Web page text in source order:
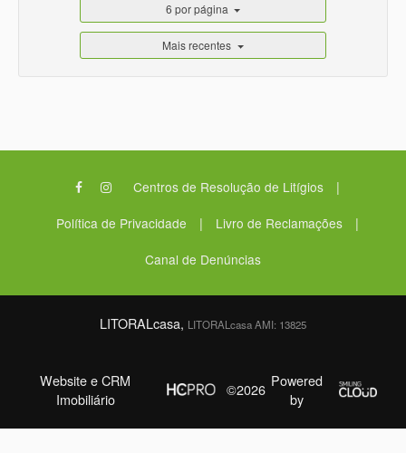
6 por página
Mais recentes
Centros de Resolução de Litígios |
Política de Privacidade | Livro de Reclamações |
Canal de Denúncias
LITORALcasa, LITORALcasa AMI: 13825
Website e CRM
Imobiliário
©2026 Powered
by